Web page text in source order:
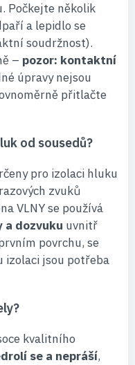
Počkejte několik
a lepidlo se
soudržnost).
– pozor: kontaktní
úpravy nejsou
přitlačte
od sousedů?
pro izolaci hluku
zvuků
VLNY se používá
a dozvuku uvnitř
povrchu, se
izolaci jsou potřeba
kvalitního
se a nepráší,